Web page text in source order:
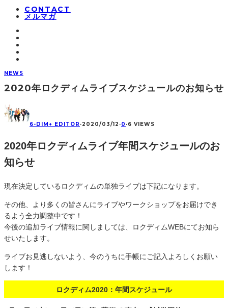
CONTACT
メルマガ
NEWS
2020年ロクディムライブスケジュールのお知らせ
6-DIM+ EDITOR ·2020/03/12 ·0 ·6 VIEWS
2020年ロクディムライブ年間スケジュールのお
知らせ
現在決定しているロクディムの単独ライブは下記になります。
その他、より多くの皆さんにライブやワークショップをお届けでき
るよう全力調整中です！
今後の追加ライブ情報に関しましては、ロクディムWEBにてお知ら
せいたします。
ライブお見逃しないよう、今のうちに手帳にご記入よろしくお願い
します！
ロクディム2020：年間スケジュール